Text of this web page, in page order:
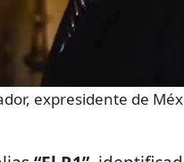
expresidente de